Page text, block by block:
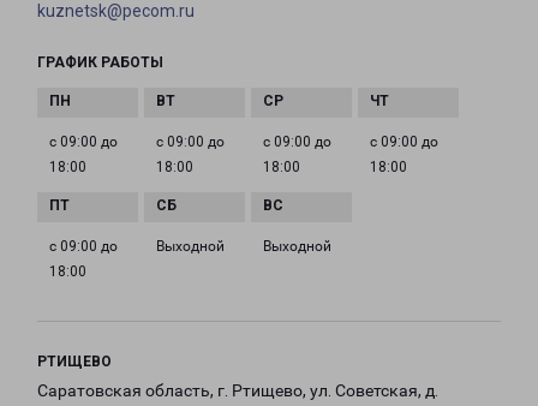
kuznetsk@pecom.ru
ГРАФИК РАБОТЫ
с 09:00 до
18:00
с 09:00 до
18:00
с 09:00 до
18:00
с 09:00 до
18:00
с 09:00 до
18:00
Выходной Выходной
РТИЩЕВО
Саратовская область, г. Ртищево, ул. Советская, д.